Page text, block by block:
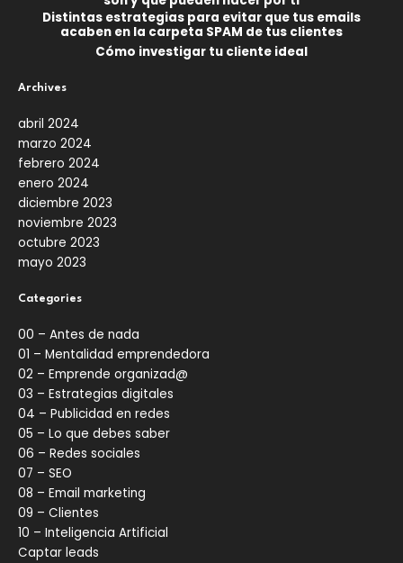
Distintas estrategias para evitar que tus emails
acaben en la carpeta SPAM de tus clientes
Cómo investigar tu cliente ideal
Archives
abril 2024
marzo 2024
febrero 2024
enero 2024
diciembre 2023
noviembre 2023
octubre 2023
mayo 2023
Categories
00 – Antes de nada
01 – Mentalidad emprendedora
02 – Emprende organizad@
03 – Estrategias digitales
04 – Publicidad en redes
05 – Lo que debes saber
06 – Redes sociales
07 – SEO
08 – Email marketing
09 – Clientes
10 – Inteligencia Artificial
Captar leads